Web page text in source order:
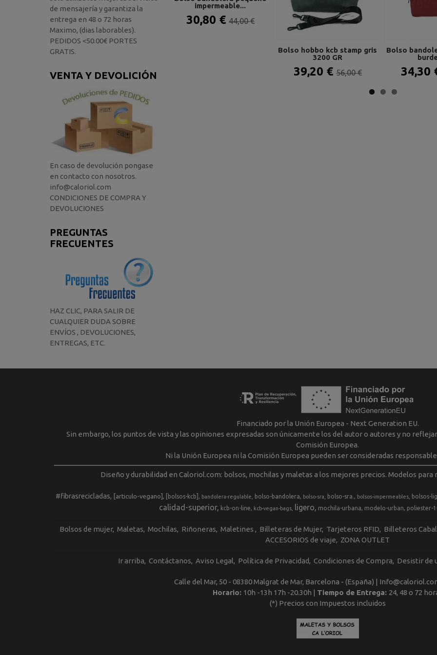
de mensajería y garantiza la
entrega en 48 o 72 horas
Maximo, (dias laborables).
PEDIDOS <50.00€ PORTES
GRATIS.
VENTA Y DEVOLICIÓN
En caso de devolución pongase
en contacto con nosotros.
info@caloriol.com
CONDICIONES DE COMPRA Y
DEVOLUCIONES
PREGUNTAS
FRECUENTES
HAZ CLIC, PARA SALIR DE
CUALQUIER DUDA SOBRE
ENVÍOS , DEVOLUCIONES,
ENTREGAS, ETC.
impermeable...
30,80 € 44,00 €
Bolso hobbo kcb stamp gris
3200 GR
39,20 € 56,00 €
Bolso
34,30
Financiado por la Unión Europea - Next Generation EU.
Sin embargo, los puntos de vista y las opiniones expresadas son únicamente los del autor o autores y no
Comisión Europea.
Ni la Unión Europea ni la Comisión Europea pueden ser consideradas
Diseño y durabilidad en Caloriol.com: bolsos, mochilas y maletas a los mejores precios. Modelos para
#fibrasrecicladas [articulo-vegano] [bolsos-kcb] bandolera-regulable bolso-bandolera bolso-sra bolso-sra. bolsos-impermeables bolsos-
calidad-superior
kcb-on-line kcb-vegan-bags ligero mochila-urbana modelo-urban poliester-
Bolsos de mujer Maletas Mochilas Riñoneras Maletines Billeteras de Mujer Tarjeteros RFID Billeteros
ACCESORIOS de viaje ZONA OUTLET
Ir arriba Contáctanos Aviso Legal Política de Privacidad Condiciones de Compra Desistir de
Calle del Mar, 50 - 08380 Malgrat de Mar, Barcelona - (España) |
Horario: 10h -13h 17h -20.30h | Tiempo de Entrega: 24, 48 o 72
(*) Precios con Impuestos incluidos